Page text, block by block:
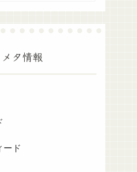
メタ情報
ード